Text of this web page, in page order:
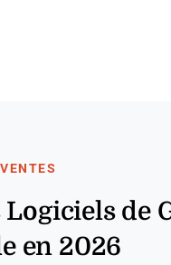
de
en 2026